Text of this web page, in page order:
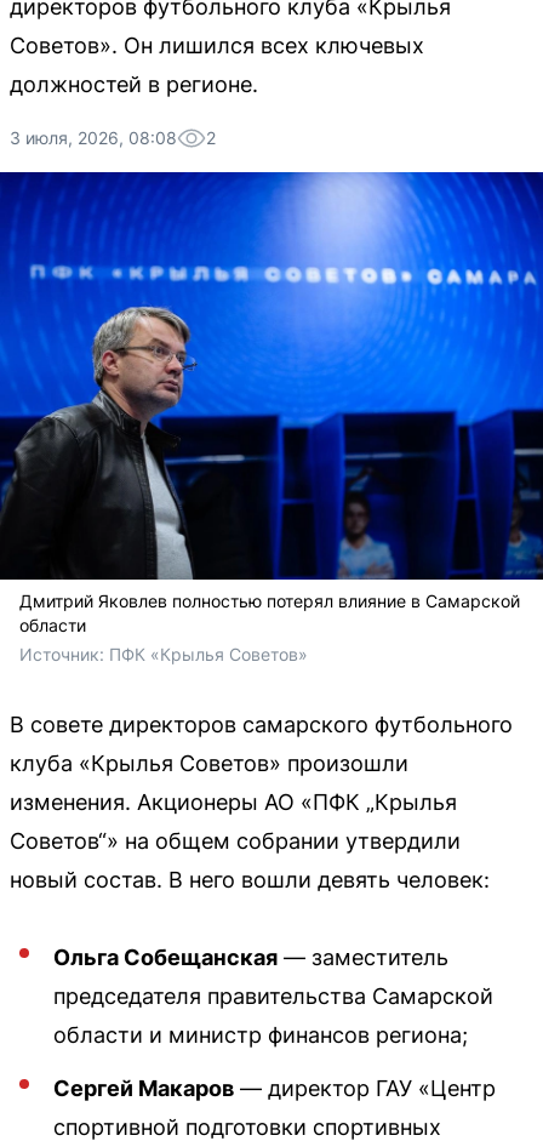
директоров футбольного клуба «Крылья
Советов». Он лишился всех ключевых
должностей в регионе.
3 июля, 2026, 08:08 2
Дмитрий Яковлев полностью потерял влияние в Самарской
области
Источник: ПФК «Крылья Советов»
В совете директоров самарского футбольного
клуба «Крылья Советов» произошли
изменения. Акционеры АО «ПФК „Крылья
Советов“» на общем собрании утвердили
новый состав. В него вошли девять человек:
Ольга Собещанская — заместитель
председателя правительства Самарской
области и министр финансов региона;
Сергей Макаров — директор ГАУ «Центр
спортивной подготовки спортивных